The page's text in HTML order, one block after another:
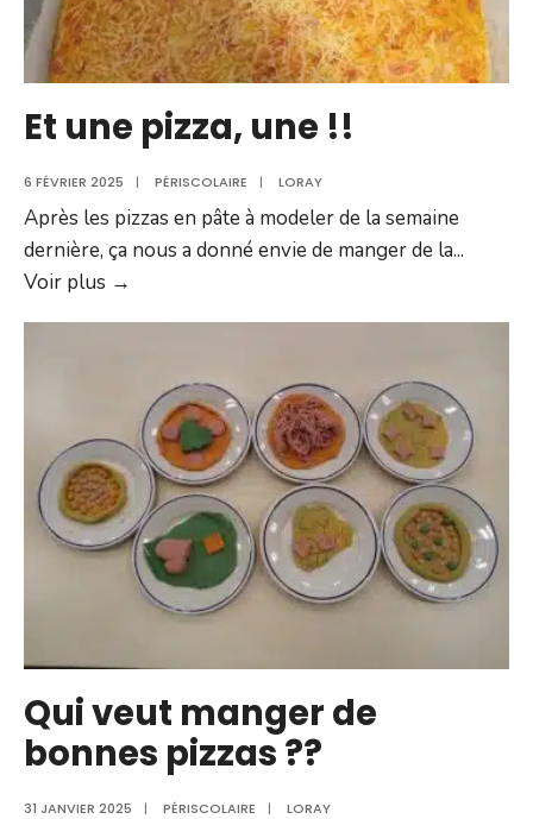
Et une pizza, une !!
6 FÉVRIER 2025 | PÉRISCOLAIRE | LORAY
Après les pizzas en pâte à modeler de la semaine
dernière, ça nous a donné envie de manger de la...
Voir plus →
Qui veut manger de
bonnes pizzas ??
31 JANVIER 2025 | PÉRISCOLAIRE | LORAY